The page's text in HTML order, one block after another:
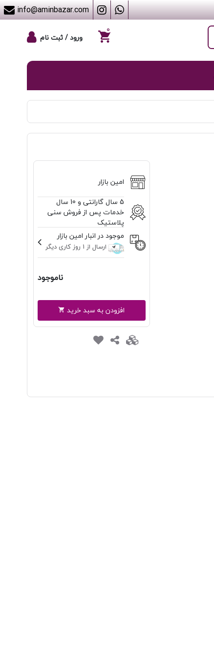
info@aminbazar.com
ورود / ثبت نام
۰
امین بازار
5 سال گارانتی و 10 سال
خدمات پس از فروش سنی
پلاستیک
موجود در انبار امین بازار
ارسال از 1 روز کاری دیگر
ناموجود
افزودن به سبد خرید